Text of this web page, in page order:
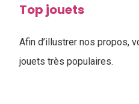
Top jouets
Afin d’illustrer nos propos,
jouets très populaires.